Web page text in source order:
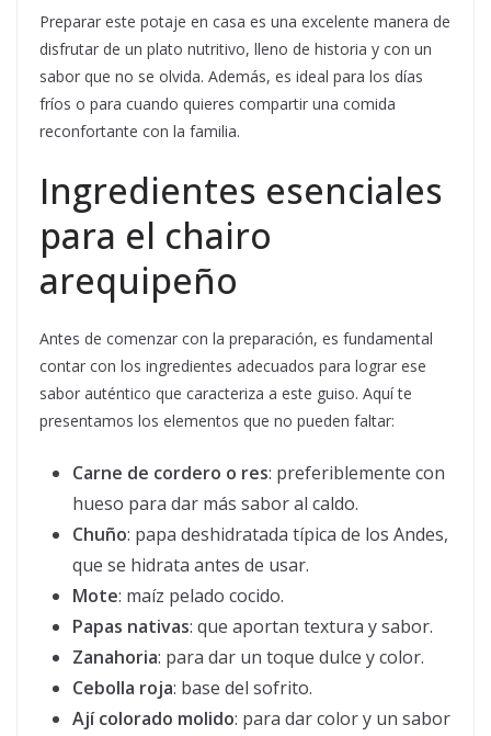
Preparar este potaje en casa es una excelente manera de
disfrutar de un plato nutritivo, lleno de historia y con un
sabor que no se olvida. Además, es ideal para los días
fríos o para cuando quieres compartir una comida
reconfortante con la familia.
Ingredientes esenciales
para el chairo
arequipeño
Antes de comenzar con la preparación, es fundamental
contar con los ingredientes adecuados para lograr ese
sabor auténtico que caracteriza a este guiso. Aquí te
presentamos los elementos que no pueden faltar:
Carne de cordero o res: preferiblemente con
hueso para dar más sabor al caldo.
Chuño: papa deshidratada típica de los Andes,
que se hidrata antes de usar.
Mote: maíz pelado cocido.
Papas nativas: que aportan textura y sabor.
Zanahoria: para dar un toque dulce y color.
Cebolla roja: base del sofrito.
Ají colorado molido: para dar color y un sabor